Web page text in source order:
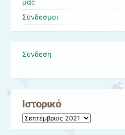
μας
Σύνδεσμοι
Σύνδεση
Ιστορικό
Ιστορικό